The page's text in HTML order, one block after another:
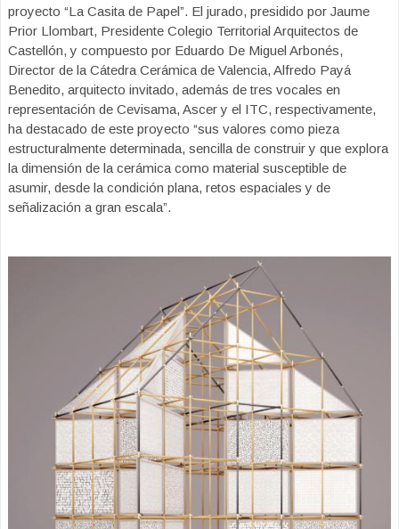
proyecto “La Casita de Papel”. El jurado, presidido por Jaume
Prior Llombart, Presidente Colegio Territorial Arquitectos de
Castellón, y compuesto por Eduardo De Miguel Arbonés,
Director de la Cátedra Cerámica de Valencia, Alfredo Payá
Benedito, arquitecto invitado, además de tres vocales en
representación de Cevisama, Ascer y el ITC, respectivamente,
ha destacado de este proyecto “sus valores como pieza
estructuralmente determinada, sencilla de construir y que explora
la dimensión de la cerámica como material susceptible de
asumir, desde la condición plana, retos espaciales y de
señalización a gran escala”.